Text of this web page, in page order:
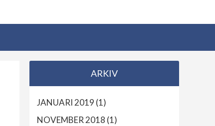
ARKIV
JANUARI 2019 (1)
NOVEMBER 2018 (1)